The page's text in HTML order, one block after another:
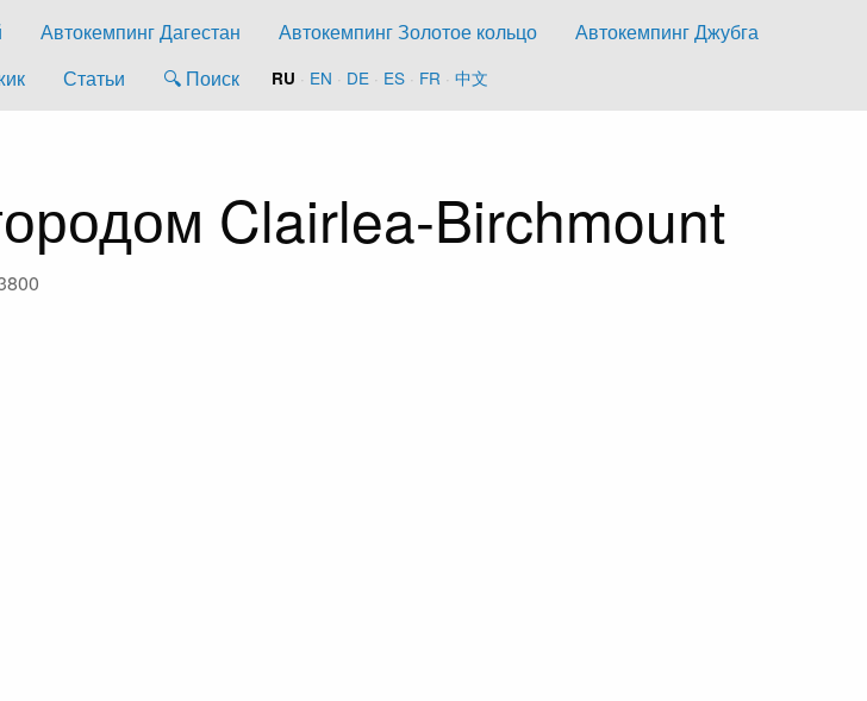
Автокемпинг Дагестан Автокемпинг Золотое кольцо
Автокемпинг Джубга
Статьи 🔍 Поиск RU · EN · DE · ES · FR · 中文
Clairlea-Birchmount